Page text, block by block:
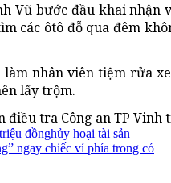
Vũ bước đầu khai nhận
các ôtô đỗ qua đêm
làm nhân viên tiệm rửa
lấy trộm.
điều tra Công an TP Vinh
đồnghủy hoại tài sản
ngay chiếc ví phía trong có